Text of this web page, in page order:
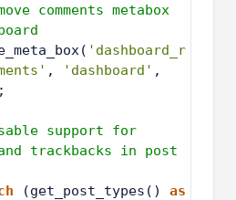
comments metabox
'dashboard_r
, 'dashboard'
support for
and trackbacks in post
(get_post_types() as